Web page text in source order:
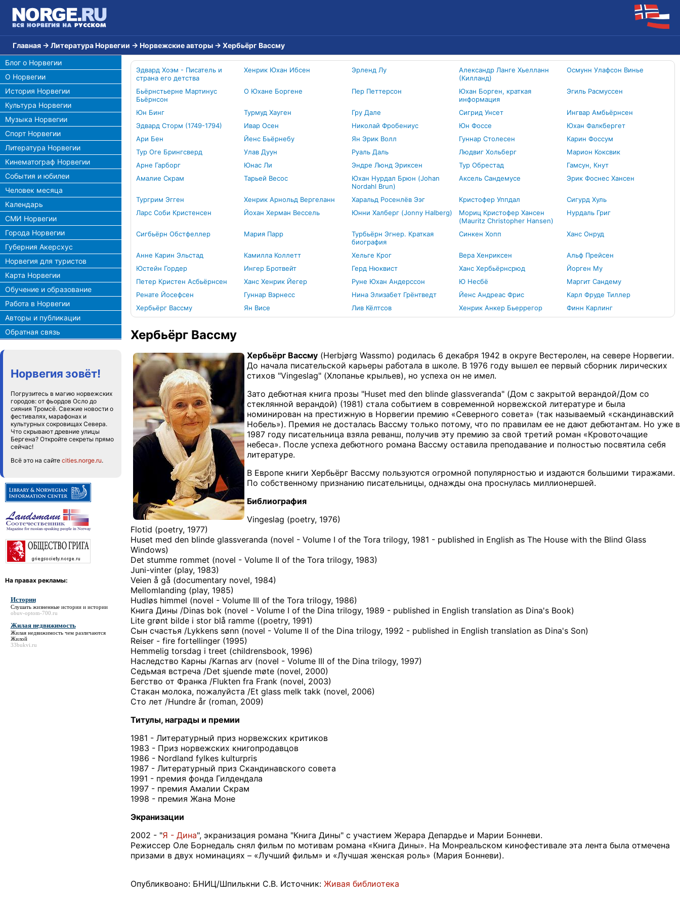
Главная → Литература Норвегии → Норвежские авторы → Хербьёрг Вассму
Блог о Норвегии
О Норвегии
История Норвегии
Культура Норвегии
Музыка Норвегии
Спорт Норвегии
Литература Норвегии
Кинематограф Норвегии
События и юбилеи
Человек месяца
Календарь
СМИ Норвегии
Города Норвегии
Губерния Акерсхус
Норвегия для туристов
Карта Норвегии
Обучение и образование
Работа в Норвегии
Авторы и публикации
Обратная связь
Норвегия зовёт!
Погрузитесь в магию норвежских
городов: от фьордов Осло до
сияния Тромсё. Свежие новости о
фестивалях, марафонах и
культурных сокровищах Севера.
Что скрывают древние улицы
Бергена? Откройте секреты прямо
сейчас!
Всё это на сайте cities.norge.ru.
На правах рекламы:
Истории
Слушать жизненные истории и истории
obuv-optom-700.ru
Жилая недвижимость
Жилая недвижимостьчем различаются
Жилой
33bukvi.ru
Эдвард Хоэм - Писатель и
страна его детства
Хенрик Юхан Ибсен Эрленд Лу
Александр Ланге Хьелланн
(Килланд)
Осмунн Улафсон Винье
Бьёрнстьерне Мартинус
Бьёрнсон
О Юхане Боргене Пер Петтерсон
Юхан Борген, краткая
информация
Эгиль Расмуссен
Юн Бинг Турмуд Хауген Гру Дале Сигрид Унсет
Ингвар Амбьёрнсен
Эдвард Сторм (1749-1794)
Ивар Осен Николай Фробениус Юн Фоссе
Юхан Фалкбергет
Ари Бен
Йенс Бьёрнебу Ян Эрик Волл Гуннар Столесен
Карин Фоссум
Тур Оге Брингсверд
Улав Дуун Руаль Даль Людвиг Хольберг
Марион Коксвик
Арне Гарборг
Юнас Ли Эндре Люнд Эриксен Тур Обрестад
Гамсун, Кнут
Амалие Скрам
Тарьей Весос
Юхан Нурдал Брюн (Johan
Nordahl Brun)
Аксель Сандемусе Эрик Фоснес Хансен
Тургрим Эгген Хенрик Арнольд Вергеланн Харальд Росенлёв Ээг Кристофер Уппдал
Сигурд Хуль
Ларс Соби Кристенсен
Йохан Херман Вессель Юнни Халберг (Jonny Halberg)
Мориц Кристофер Хансен
(Mauritz Christopher Hansen)
Нурдаль Григ
Сигбьёрн Обстфеллер Мария Парр
Турбьёрн Эгнер. Краткая
биография
Синкен Хопп Ханс Онруд
Анне Карин Эльстад Камилла Коллетт Хельге Крог Вера Хенриксен
Альф Прейсен
Юстейн Гордер
Ингер Бротвейт Герд Нюквист Ханс Хербьёрнсрюд
Йорген Му
Петер Кристен Асбьёрнсен
Ханс Хенрик Йегер Руне Юхан Андерссон Ю Несбё
Маргит Сандему
Ренате Йосефсен
Гуннар Вэрнесс Нина Элизабет Грёнтведт Йенс Андреас Фрис
Карл Фруде Тиллер
Хербьёрг Вассму
Ян Висе Лив Кёлтсов Хенрик Анкер Бьеррегор Финн Карлинг
Хербьёрг Вассму
Хербьёрг Вассму (Herbjørg Wassmo) родилась 6 декабря 1942 в округе Вестеролен, на севере Норвегии.
До начала писательской карьеры работала в школе. В 1976 году вышел ее первый сборник лирических
стихов "Vingeslag" (Хлопанье крыльев), но успеха он не имел.
Зато дебютная книга прозы "Huset med den blinde glassveranda" (Дом с закрытой верандой/Дом со
стеклянной верандой) (1981) стала событием в современной норвежской литературе и была
номинирован на престижную в Норвегии премию «Северного совета» (так называемый «скандинавский
Нобель»). Премия не досталась Вассму только потому, что по правилам ее не дают дебютантам. Но уже в
1987 году писательница взяла реванш, получив эту премию за свой третий роман «Кровоточащие
небеса». После успеха дебютного романа Вассму оставила преподавание и полностью посвятила себя
литературе.
В Европе книги Хербьёрг Вассму пользуются огромной популярностью и издаются большими тиражами.
По собственному признанию писательницы, однажды она проснулась миллионершей.
Библиография
Vingeslag (poetry, 1976)
Flotid (poetry, 1977)
Huset med den blinde glassveranda (novel - Volume I of the Tora trilogy, 1981 - published in English as The House with the Blind Glass
Windows)
Det stumme rommet (novel - Volume II of the Tora trilogy, 1983)
Juni-vinter (play, 1983)
Veien å gå (documentary novel, 1984)
Mellomlanding (play, 1985)
Hudløs himmel (novel - Volume III of the Tora trilogy, 1986)
Книга Дины /Dinas bok (novel - Volume I of the Dina trilogy, 1989 - published in English translation as Dina's Book)
Lite grønt bilde i stor blå ramme ((poetry, 1991)
Сын счастья /Lykkens sønn (novel - Volume II of the Dina trilogy, 1992 - published in English translation as Dina's Son)
Reiser - fire fortellinger (1995)
Hemmelig torsdag i treet (childrensbook, 1996)
Наследство Карны /Karnas arv (novel - Volume III of the Dina trilogy, 1997)
Седьмая встреча /Det sjuende møte (novel, 2000)
Бегство от Франка /Flukten fra Frank (novel, 2003)
Стакан молока, пожалуйста /Et glass melk takk (novel, 2006)
Сто лет /Hundre år (roman, 2009)
Титулы, награды и премии
1981 - Литературный приз норвежских критиков
1983 - Приз норвежских книгопродавцов
1986 - Nordland fylkes kulturpris
1987 - Литературный приз Скандинавского совета
1991 - премия фонда Гилдендала
1997 - премия Амалии Скрам
1998 - премия Жана Моне
Экранизации
2002 - "Я - Дина", экранизация романа "Книга Дины" с участием Жерара Депардье и Марии Бонневи.
Режиссер Оле Борнедаль снял фильм по мотивам романа «Книга Дины». На Монреальском кинофестивале эта лента была отмечена
призами в двух номинациях – «Лучший фильм» и «Лучшая женская роль» (Мария Бонневи).
Опубликвоано: БНИЦ/Шпилькни С.В. Источник: Живая библиотека